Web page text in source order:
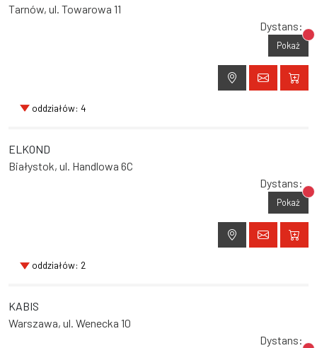
Tarnów, ul. Towarowa 11
Dystans:
Pokaż
oddziałów: 4
ELKOND
Białystok, ul. Handlowa 6C
Dystans:
Pokaż
oddziałów: 2
KABIS
Warszawa, ul. Wenecka 10
Dystans: